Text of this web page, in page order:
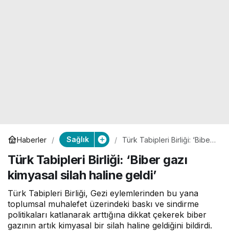
Haberler Sağlık
Türk Tabipleri Birliği: ‘Biber
geldi’
Türk Tabipleri Birliği: ‘Biber gazı
kimyasal silah haline geldi’
Türk Tabipleri Birliği, Gezi eylemlerinden bu yana
toplumsal muhalefet üzerindeki baskı ve sindirme
politikaları katlanarak arttığına dikkat çekerek biber
gazının artık kimyasal bir silah haline geldiğini bildirdi.